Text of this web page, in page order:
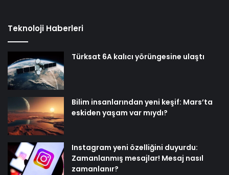
Teknoloji Haberleri
Türksat 6A kalıcı yörüngesine ulaştı
Bilim insanlarından yeni keşif: Mars’ta
eskiden yaşam var mıydı?
Instagram yeni özelliğini duyurdu:
Zamanlanmış mesajlar! Mesaj nasıl
zamanlanır?